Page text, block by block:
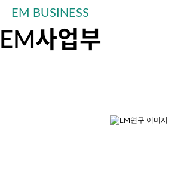
EM BUSINESS
EM사업부